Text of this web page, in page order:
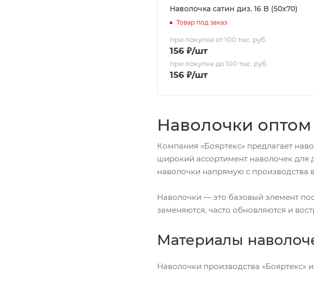
Наволочка сатин диз. 16 B (50х70)
Товар под заказ
при покупке от 100 тыс. руб.
156 ₽/шт
при покупке до 100 тыс. руб.
156 ₽/шт
Наволочки
Компания «Бояртекс» предлагает
широкий ассортимент наволочек для
наволочки напрямую с производства
Наволочки — это базовый элемент
заменяются, часто обновляются и
Материалы
Наволочки производства «Бояртекс»